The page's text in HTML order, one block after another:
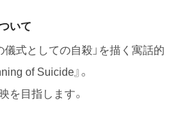
いて
儀式としての自殺」を描く寓話的
of Suicide』。
を目指します。